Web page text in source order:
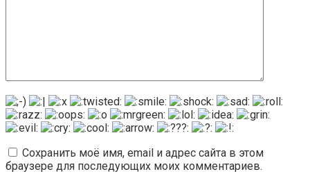
Сохранить моё имя, email и адрес сайта в этом
браузере для последующих моих комментариев.